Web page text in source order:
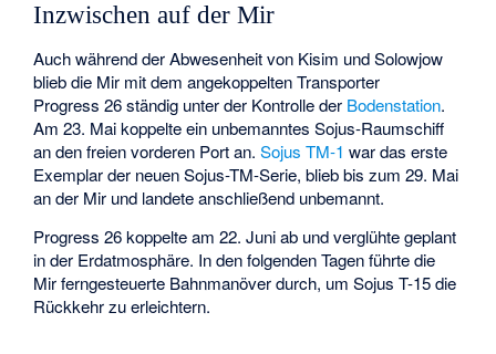
Inzwischen auf der Mir
Auch während der Abwesenheit von Kisim und Solowjow
blieb die Mir mit dem angekoppelten Transporter
Progress 26 ständig unter der Kontrolle der Bodenstation.
Am 23. Mai koppelte ein unbemanntes Sojus-Raumschiff
an den freien vorderen Port an.Sojus TM-1 war das erste
Exemplar der neuen Sojus-TM-Serie, blieb bis zum 29. Mai
an der Mir und landete anschließend unbemannt.
Progress 26 koppelte am 22. Juni ab und verglühte geplant
in der Erdatmosphäre. In den folgenden Tagen führte die
Mir ferngesteuerte Bahnmanöver durch, um Sojus T-15 die
Rückkehr zu erleichtern.